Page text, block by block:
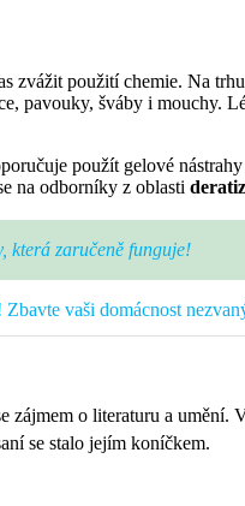
zvážit použití chemie. Na
pavouky, šváby i mouchy.
použít gelové
na odborníky z oblasti
která zaručeně funguje!
vaši domácnost
zájmem o literaturu a umění.
se stalo jejím koníčkem.